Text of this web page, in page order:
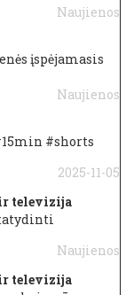
Naujienos
įspėjamasis
Naujienos
#shorts
2025-11-05
televizija
Naujienos
televizija